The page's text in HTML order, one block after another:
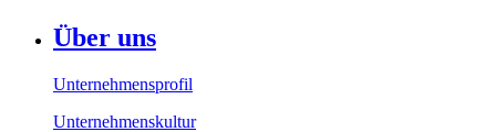
Über uns
Unternehmensprofil
Unternehmenskultur